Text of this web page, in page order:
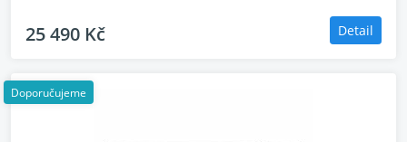
symetrii a vizuální prvky představující legendární
kvalitu Marantz.
25 490 Kč Detail
Doporučujeme